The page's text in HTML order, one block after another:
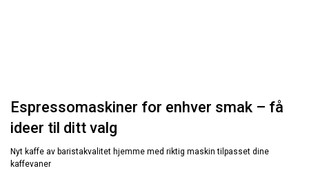
Espressomaskiner for enhver smak – få
ideer til ditt valg
Nyt kaffe av baristakvalitet hjemme med riktig maskin tilpasset dine
kaffevaner